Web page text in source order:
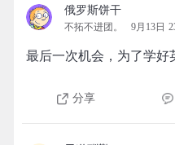
俄罗斯饼干
不拓不进团。 9月13日
最后一次机会，为了学好
分享